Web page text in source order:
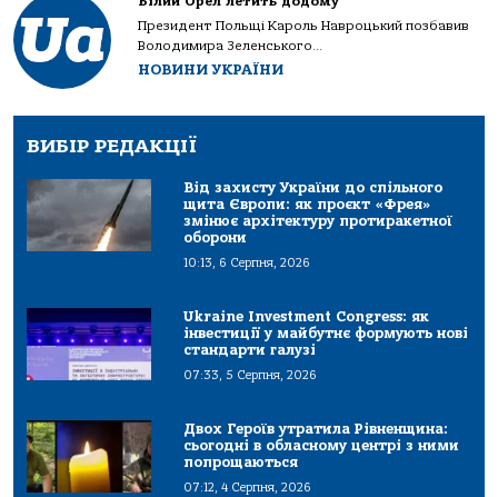
Президент Польщі Кароль Навроцький позбавив
Володимира Зеленського...
НОВИНИ УКРАЇНИ
ВИБІР РЕДАКЦІЇ
Від захисту України до спільного
щита Європи: як проєкт «Фрея»
змінює архітектуру протиракетної
оборони
10:13, 6 Серпня, 2026
Ukraine Investment Congress: як
інвестиції у майбутнє формують нові
стандарти галузі
07:33, 5 Серпня, 2026
Двох Героїв утратила Рівненщина:
сьогодні в обласному центрі з ними
попрощаються
07:12, 4 Серпня, 2026